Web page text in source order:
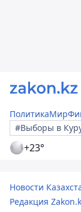
ПолитикаМир
#Выборы в
+23°
Новости
Редакция